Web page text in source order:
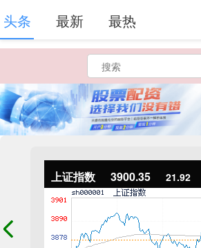
上证指数 3900.35 21.92
头条 最新 最热